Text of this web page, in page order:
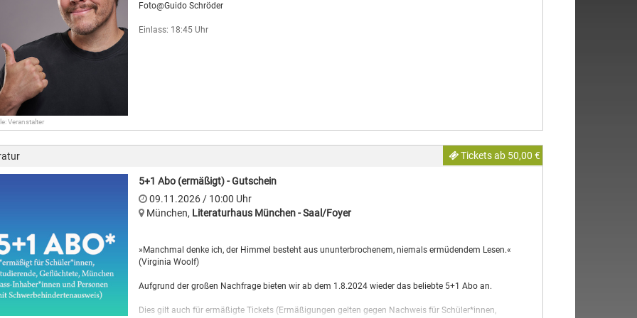
lassen sich erst jetzt wieder originale mittelalterliche Räume ebenso wie gelungene Architekturschöpfungen des 21. Jahrhunderts erleben.
Die 2017 fertiggestellten modernen Bauten schlagen die Brücke zwischen Mittelalter und unserer heutigen Zeit.
Sie dürfen hier also ganz besondere Erlebnisse erwarten – es ist eben DIE BURG, DIE ES IN SICH HAT.
Veranstalter
Foto@Guido Schröder
Einlass: 18:45 Uhr
Tickets ab 50,00 €
5+1 Abo (ermäßigt) - Gutschein
09.11.2026/ 10:00 Uhr
München, Literaturhaus München - Saal/Foyer
»Manchmal denke ich, der Himmel besteht aus ununterbrochenem, niemals ermüdendem Lesen.«
(Virginia Woolf)
Aufgrund der großen Nachfrage bieten wir ab dem 1.8.2024 wieder das beliebte 5+1 Abo an.
Dies gilt auch für ermäßigte Tickets (Ermäßigungen gelten gegen Nachweis für Schüler*innen,